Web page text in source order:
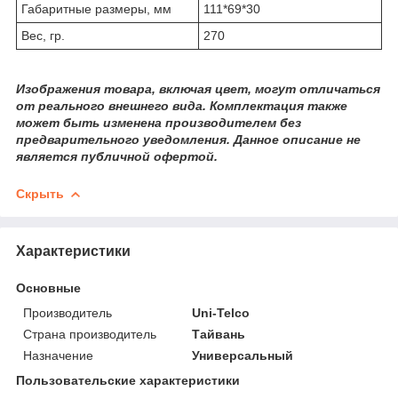
Габаритные размеры, мм
111*69*30
Вес, гр.
270
Изображения товара, включая цвет, могут отличаться
от реального внешнего вида. Комплектация также
может быть изменена производителем без
предварительного уведомления. Данное описание не
является публичной офертой.
Скрыть
Характеристики
Основные
Производитель
Uni-Telco
Страна производитель
Тайвань
Назначение
Универсальный
Пользовательские характеристики